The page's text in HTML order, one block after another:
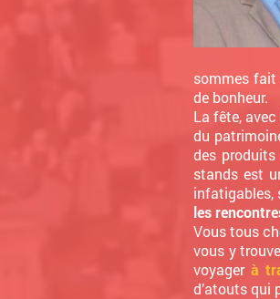
sommes fait
de bonheur.
La fête,
du
des
stands est
infatigables,
les
Vous tous
vous y
voyager à
d’atouts qui